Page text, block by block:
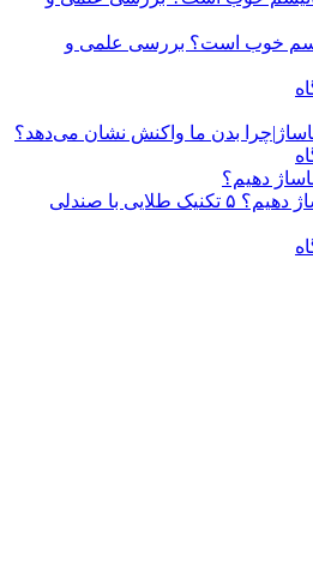
خوب است؟ بررسی علمی و
بدن ما واکنش نشان می‌دهد؟
چگونه خودمان را ماساژ دهیم؟ ۵ تکنیک طلایی با صندلی